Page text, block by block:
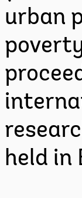
urban
held in